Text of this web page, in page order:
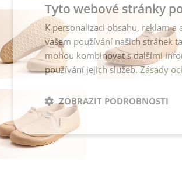
Tyto webové stránky
K personalizaci obsahu, reklam
vašem používání našich stránek
mohou kombinovat s dalšími
používání jejich služeb. Zásady
ZOBRAZIT PODROBNOSTI